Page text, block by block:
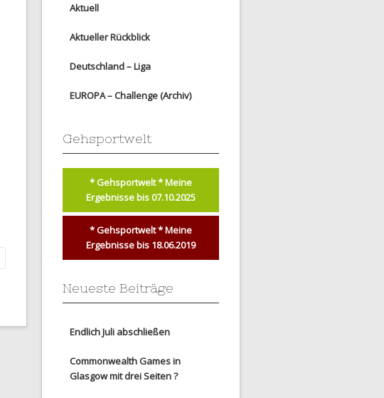
Aktuell
Aktueller Rückblick
Deutschland – Liga
EUROPA – Challenge (Archiv)
Gehsportwelt
* Gehsportwelt * Meine
Ergebnisse bis 07.10.2025
* Gehsportwelt * Meine
Ergebnisse bis 18.06.2019
Neueste Beiträge
Endlich Juli abschließen
Commonwealth Games in
Glasgow mit drei Seiten ?